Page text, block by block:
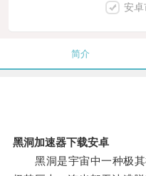
安卓
简介
黑洞加速器下载安卓
黑洞是宇宙中一种极其